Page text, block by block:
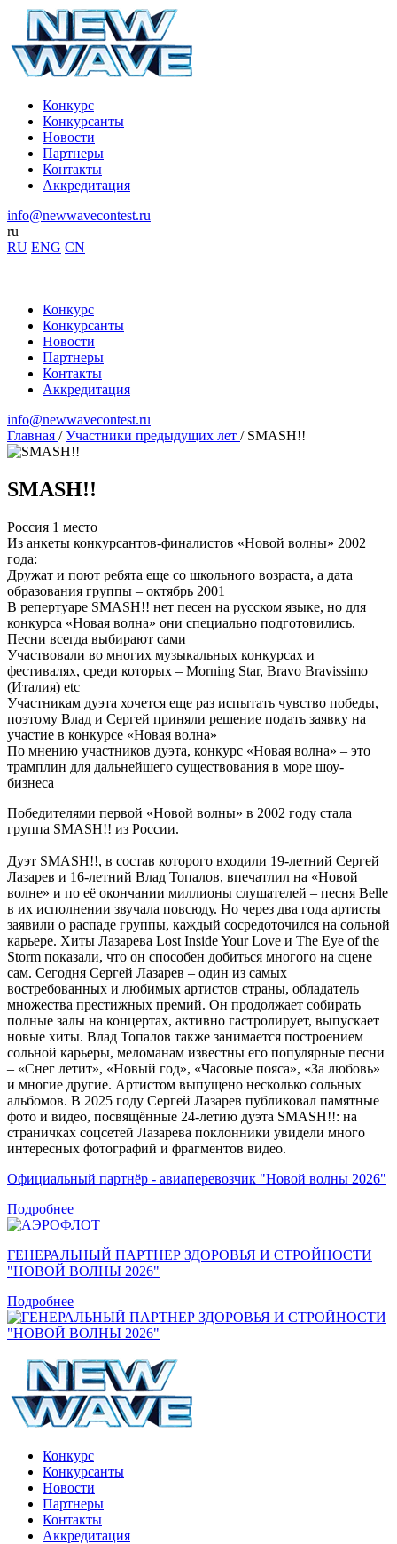
Конкурс
Конкурсанты
Новости
Партнеры
Контакты
Аккредитация
info@newwavecontest.ru
ru
RU ENG CN
Конкурс
Конкурсанты
Новости
Партнеры
Контакты
Аккредитация
info@newwavecontest.ru
Главная / Участники предыдущих лет / SMASH!!
SMASH!!
Россия 1 место
Из анкеты конкурсантов-финалистов «Новой волны» 2002
года:
Дружат и поют ребята еще со школьного возраста, а дата
образования группы – октябрь 2001
В репертуаре SMASH!! нет песен на русском языке, но для
конкурса «Новая волна» они специально подготовились.
Песни всегда выбирают сами
Участвовали во многих музыкальных конкурсах и
фестивалях, среди которых – Morning Star, Bravo Bravissimo
(Италия) etc
Участникам дуэта хочется еще раз испытать чувство победы,
поэтому Влад и Сергей приняли решение подать заявку на
участие в конкурсе «Новая волна»
По мнению участников дуэта, конкурс «Новая волна» – это
трамплин для дальнейшего существования в море шоу-
бизнеса
Победителями первой «Новой волны» в 2002 году стала
группа SMASH!! из России.
Дуэт SMASH!!, в состав которого входили 19-летний Сергей
Лазарев и 16-летний Влад Топалов, впечатлил на «Новой
волне» и по её окончании миллионы слушателей – песня Belle
в их исполнении звучала повсюду. Но через два года артисты
заявили о распаде группы, каждый сосредоточился на сольной
карьере. Хиты Лазарева Lost Inside Your Love и The Eye of the
Storm показали, что он способен добиться многого на сцене
сам. Сегодня Сергей Лазарев – один из самых
востребованных и любимых артистов страны, обладатель
множества престижных премий. Он продолжает собирать
полные залы на концертах, активно гастролирует, выпускает
новые хиты. Влад Топалов также занимается построением
сольной карьеры, меломанам известны его популярные песни
– «Снег летит», «Новый год», «Часовые пояса», «За любовь»
и многие другие. Артистом выпущено несколько сольных
альбомов. В 2025 году Сергей Лазарев публиковал памятные
фото и видео, посвящённые 24-летию дуэта SMASH!!: на
страничках соцсетей Лазарева поклонники увидели много
интересных фотографий и фрагментов видео.
Официальный партнёр - авиаперевозчик "Новой волны 2026"
Подробнее
ГЕНЕРАЛЬНЫЙ ПАРТНЕР ЗДОРОВЬЯ И СТРОЙНОСТИ
"НОВОЙ ВОЛНЫ 2026"
Подробнее
Конкурс
Конкурсанты
Новости
Партнеры
Контакты
Аккредитация